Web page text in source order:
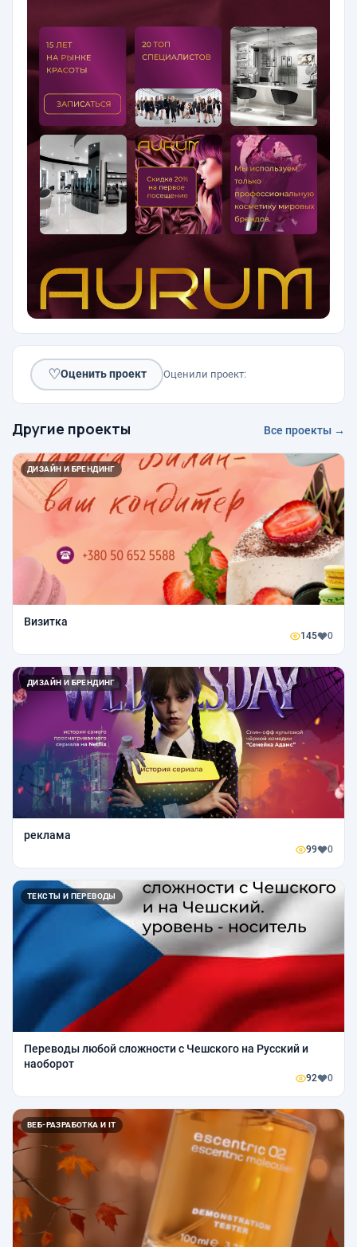
♡Оценить проект Оценили проект:
Другие проекты Все проекты →
ДИЗАЙН И БРЕНДИНГ
Визитка
145 0
ДИЗАЙН И БРЕНДИНГ
реклама
99 0
ТЕКСТЫ И ПЕРЕВОДЫ
Переводы любой сложности с Чешского на Русский и
наоборот
92 0
ВЕБ-РАЗРАБОТКА И IT